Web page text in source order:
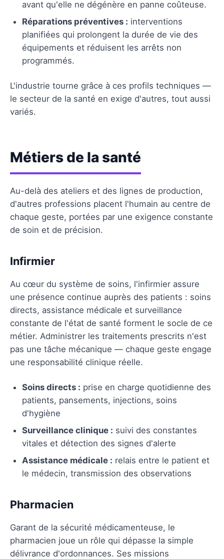
avant qu'elle ne dégénère en panne coûteuse.
Réparations préventives : interventions
planifiées qui prolongent la durée de vie des
équipements et réduisent les arrêts non
programmés.
L'industrie tourne grâce à ces profils techniques —
le secteur de la santé en exige d'autres, tout aussi
variés.
Métiers de la santé
Au-delà des ateliers et des lignes de production,
d'autres professions placent l'humain au centre de
chaque geste, portées par une exigence constante
de soin et de précision.
Infirmier
Au cœur du système de soins, l'infirmier assure
une présence continue auprès des patients : soins
directs, assistance médicale et surveillance
constante de l'état de santé forment le socle de ce
métier. Administrer les traitements prescrits n'est
pas une tâche mécanique — chaque geste engage
une responsabilité clinique réelle.
Soins directs : prise en charge quotidienne des
patients, pansements, injections, soins
d'hygiène
Surveillance clinique : suivi des constantes
vitales et détection des signes d'alerte
Assistance médicale : relais entre le patient et
le médecin, transmission des observations
Pharmacien
Garant de la sécurité médicamenteuse, le
pharmacien joue un rôle qui dépasse la simple
délivrance d'ordonnances. Ses missions